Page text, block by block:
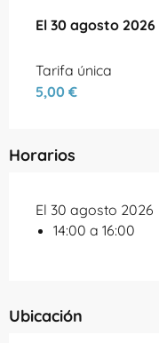
El 30 agosto 2026
El 30 agosto 2026
Tarifa única
5,00 €
Horarios
El 30 agosto 2026
14:00 a 16:00
Ubicación